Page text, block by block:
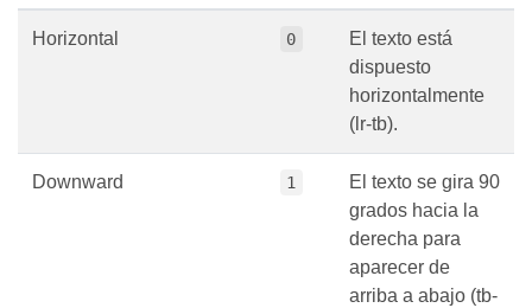
Horizontal 0
El texto está
dispuesto
horizontalmente
(lr-tb).
Downward 1
El texto se gira 90
grados hacia la
derecha para
aparecer de
arriba a abajo (tb-